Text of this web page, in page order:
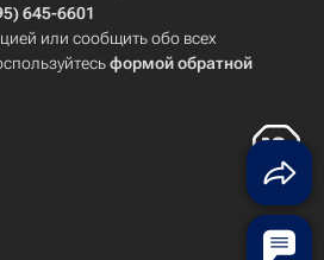
645-6601
или сообщить обо всех
формой обратной